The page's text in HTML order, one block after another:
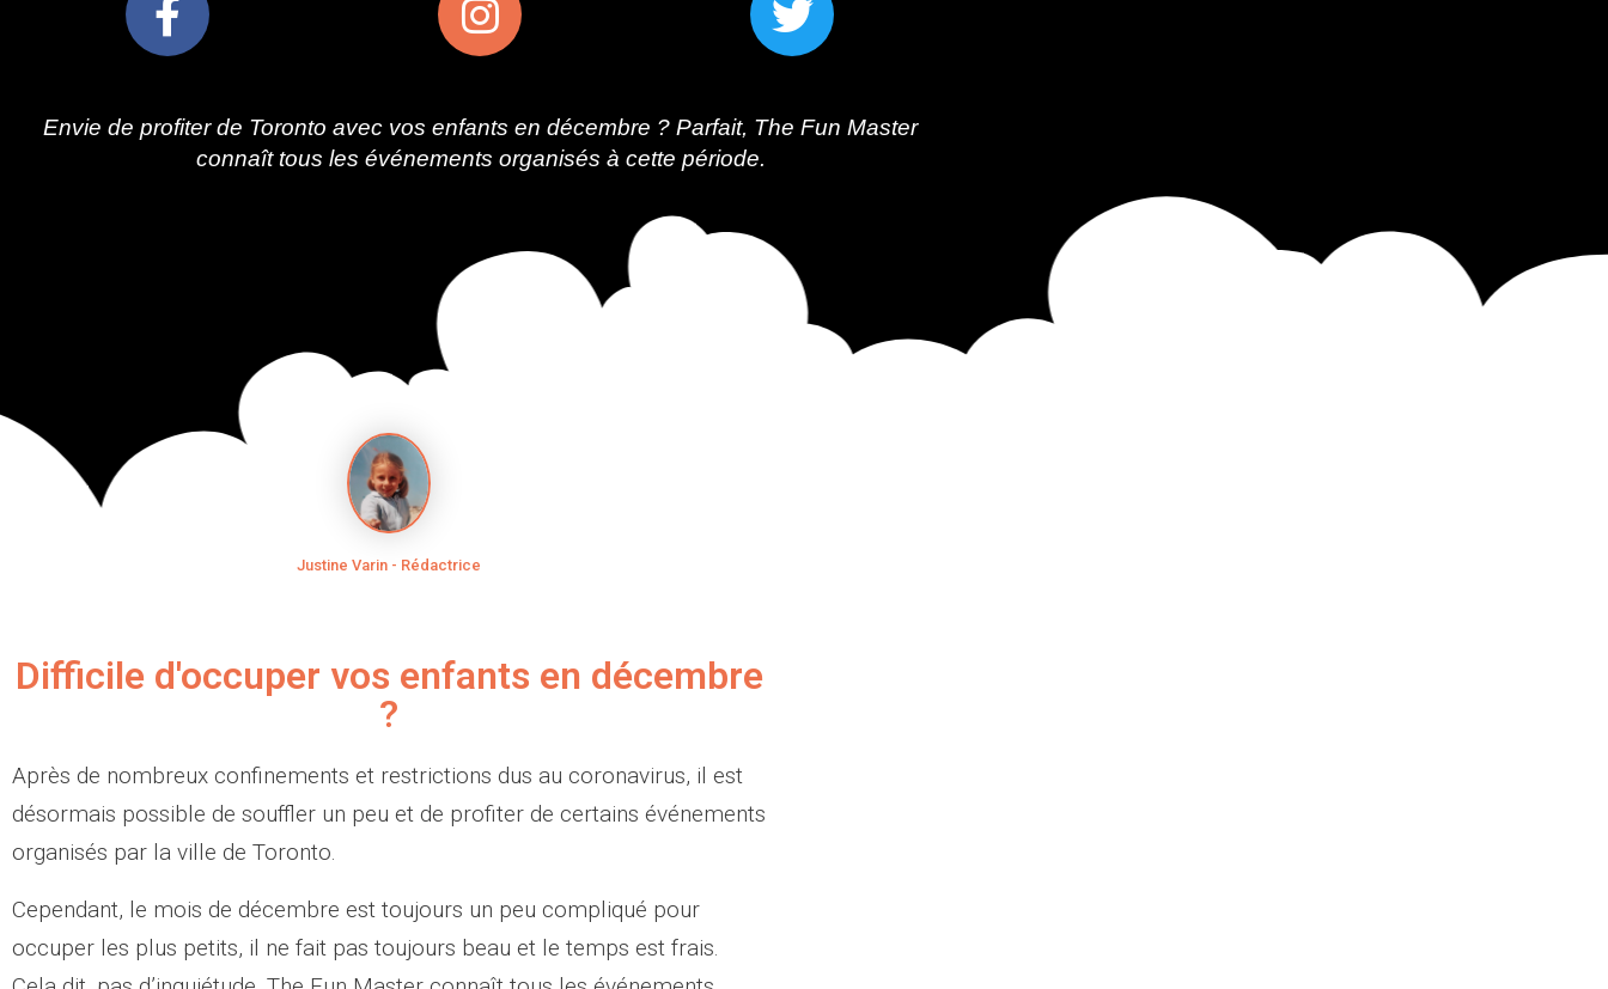
Envie de profiter de Toronto avec vos enfants en décembre ? Parfait, The Fun Master
connaît tous les événements organisés à cette période.
Justine Varin - Rédactrice
Difficile d'occuper vos enfants en décembre
?
Après de nombreux confinements et restrictions dus au coronavirus, il est
désormais possible de souffler un peu et de profiter de certains événements
organisés par la ville de Toronto.
Cependant, le mois de décembre est toujours un peu compliqué pour
occuper les plus petits, il ne fait pas toujours beau et le temps est frais.